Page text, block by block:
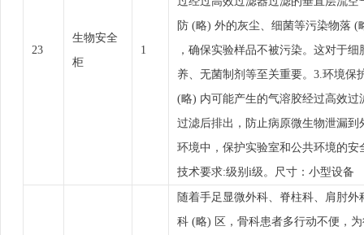
23
生物安全
柜
1
防 (略) 外的灰尘、细菌等污染物落 (
，确保实验样品不被污染。这对于细
养、无菌制剂等至关重要。3.环境保
(略) 内可能产生的气溶胶经过高效过
过滤后排出，防止病原微生物泄漏到
环境中，保护实验室和公共环境的安
技术要求:级别i级。尺寸：小型设备
随着手足显微外科、脊柱科、肩肘外
科 (略) 区，骨科患者多行动不便，